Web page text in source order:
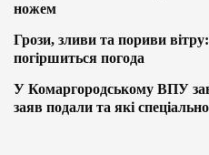
ножем
Грози, зливи та пориви
погіршиться погода
У Комаргородському ВПУ
заяв подали та які